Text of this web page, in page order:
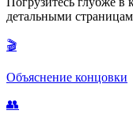
детальными
🎬
Объяснение концовки
👥